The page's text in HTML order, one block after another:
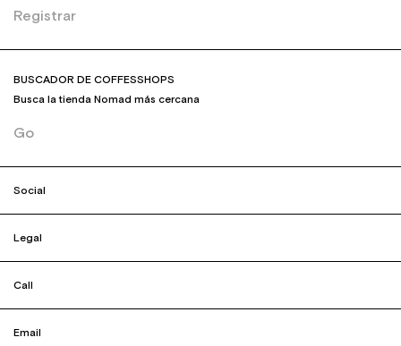
Registrar
BUSCADOR DE COFFESSHOPS
Busca la tienda Nomad más cercana
Go
Social
Legal
Call
Email